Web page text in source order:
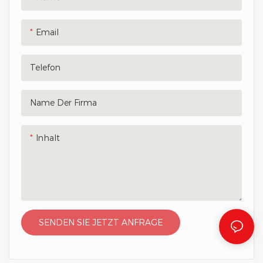
Email
Telefon
Name Der Firma
Inhalt
SENDEN SIE JETZT ANFRAGE
or daily activities, ensuring
you stay refreshed and
einem verstellbaren
Flüssigkeitszufuhr unterwegs,